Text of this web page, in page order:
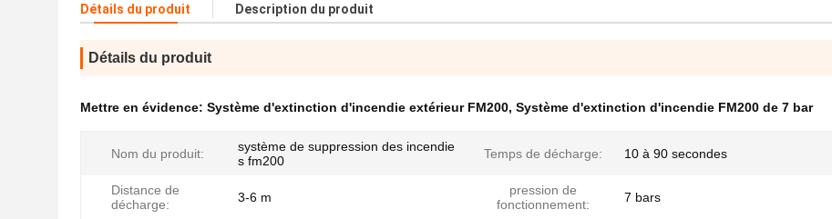
Détails du produit Description du produit
Détails du produit
Mettre en évidence: Système d'extinction d'incendie extérieur FM200, Système d'extinction d'incendie FM200 de 7 bar
Nom du produit:
système de suppression des incendie
s fm200
Temps de décharge: 10 à 90 secondes
Distance de
décharge:
3-6 m
pression de
fonctionnement:
7 bars